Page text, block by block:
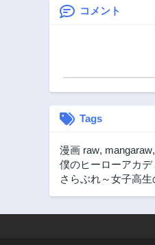
を楽しみます～
コメント
Tags
漫画 raw, mangaraw,
僕のヒーローアカデ
さらぶれ～女子高